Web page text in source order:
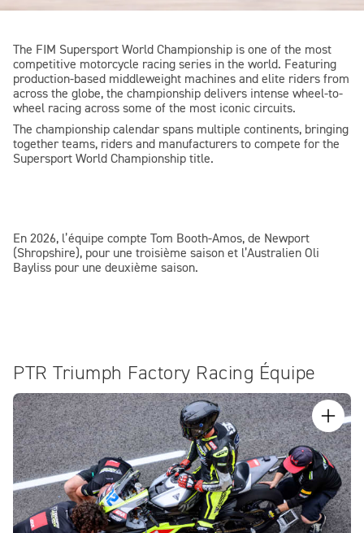
The FIM Supersport World Championship is one of the most
competitive motorcycle racing series in the world. Featuring
production-based middleweight machines and elite riders from
across the globe, the championship delivers intense wheel-to-
wheel racing across some of the most iconic circuits.
The championship calendar spans multiple continents, bringing
together teams, riders and manufacturers to compete for the
Supersport World Championship title.
En 2026, l’équipe compte Tom Booth-Amos, de Newport
(Shropshire), pour une troisième saison et l’Australien Oli
Bayliss pour une deuxième saison.
PTR Triumph Factory Racing Équipe